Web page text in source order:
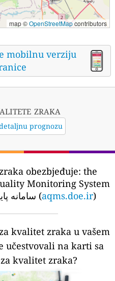
map ©OpenStreetMapcontributors
mobilnu verziju
zraka
prognozu
obezbjeđuje: the
Monitoring System
- سامانه پایش کیفی هوای کشور (aqms.doe.ir)
kvalitet zraka u vašem
učestvovali na karti sa
kvalitet zraka?